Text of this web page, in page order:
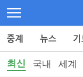
최신 국내 세계